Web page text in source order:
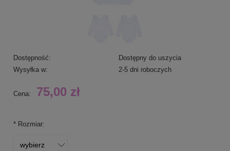
Dostępność:
Dostępny do uszycia
Wysyłka w:
2-5 dni roboczych
Cena: 75,00 zł
* Rozmiar: